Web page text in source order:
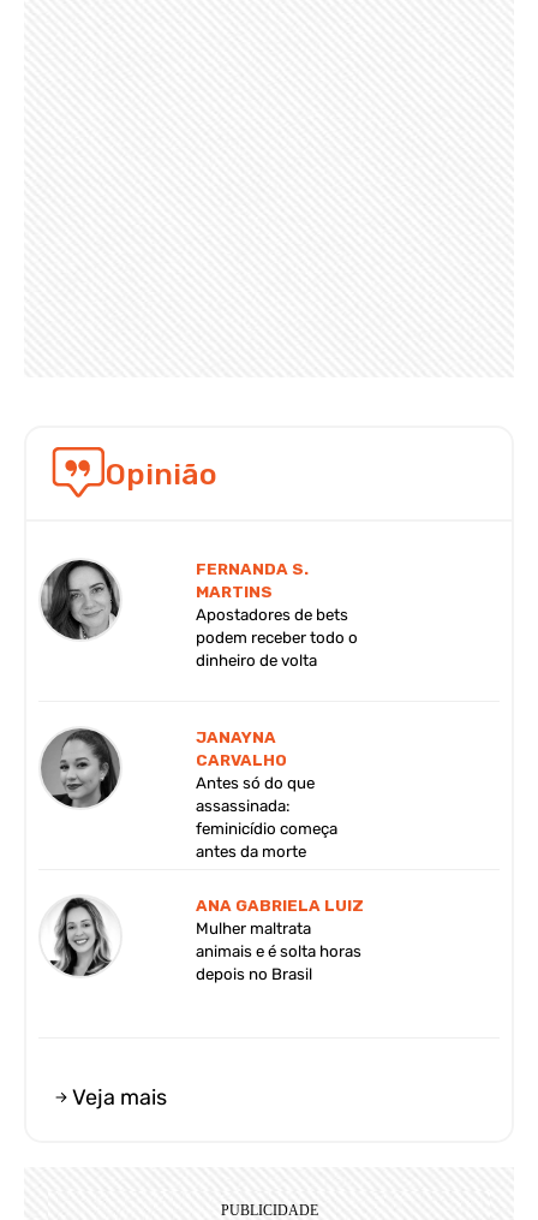
Opinião
FERNANDA S.
MARTINS
Apostadores de bets
podem receber todo o
dinheiro de volta
JANAYNA
CARVALHO
Antes só do que
assassinada:
feminicídio começa
antes da morte
ANA GABRIELA LUIZ
Mulher maltrata
animais e é solta horas
depois no Brasil
Veja mais